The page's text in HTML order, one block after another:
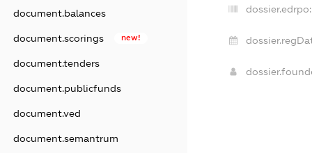
document.balances
document.scorings new!
document.tenders
document.publicfunds
document.ved
document.semantrum
dossier.edrpo: